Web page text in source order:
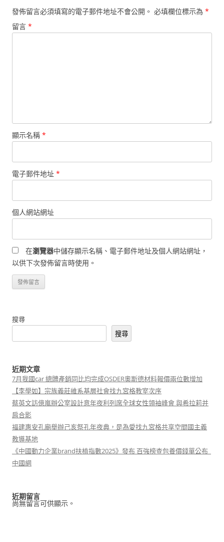
發佈留言必須填寫的電子郵件地址不會公開。 必填欄位標示為 *
留言 *
顯示名稱 *
電子郵件地址 *
個人網站網址
在瀏覽器中儲存顯示名稱、電子郵件地址及個人網站網址，
以供下次發佈留言時使用。
搜尋
搜尋
近期文章
7月我國car 總體產銷同比均完成OSDER奧斯德材料報價兩位數增加
【李學如】宗族義莊維系基層社會找九宮格教室次序
蔡英文訪億嵐辦公室設計意年夜利列席全球女性領袖峰會 與希拉莉并
肩合影
福建惠安孔廟舉辦己亥祭孔年夜典，是為愛找九宮格共享空間國主義
教導基地
《中國動力企業brand扶植指數2025》發布 百強榜查包養價錢單公布_
中國網
近期留言
尚無留言可供顯示。